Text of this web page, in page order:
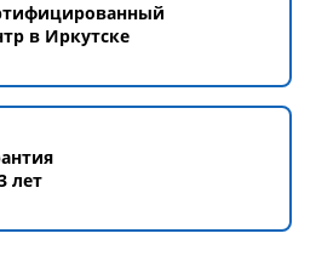
в Иркутске
лет